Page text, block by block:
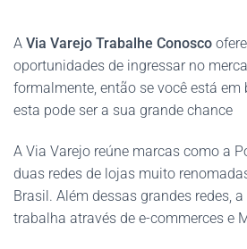
A Via Varejo Trabalhe Conosco
oportunidades de ingressar no
formalmente, então se você está em
esta pode ser a sua grande chance
A Via Varejo reúne marcas como a
duas redes de lojas muito
Brasil. Além dessas grandes redes,
trabalha através de e-commerces e